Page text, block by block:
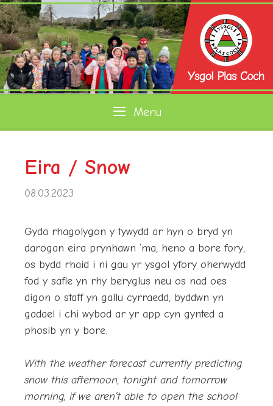
Skip
to
content
Menu
Eira / Snow
08.03.2023
Gyda rhagolygon y tywydd ar hyn o bryd yn
darogan eira prynhawn ‘ma, heno a bore fory,
os bydd rhaid i ni gau yr ysgol yfory oherwydd
fod y safle yn rhy beryglus neu os nad oes
digon o staff yn gallu cyrraedd, byddwn yn
gadael i chi wybod ar yr app cyn gynted a
phosib yn y bore.
With the weather forecast currently predicting
snow this afternoon, tonight and tomorrow
morning, if we aren’t able to open the school